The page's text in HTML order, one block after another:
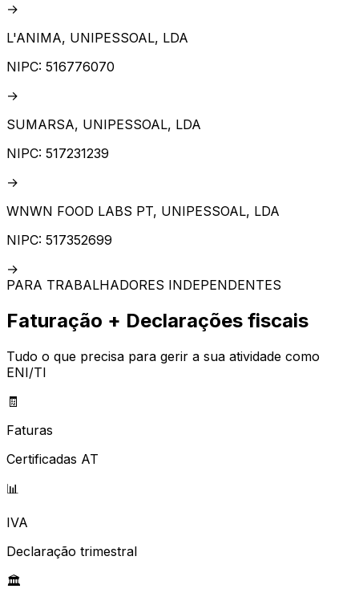
→
L'ANIMA, UNIPESSOAL, LDA
NIPC: 516776070
→
SUMARSA, UNIPESSOAL, LDA
NIPC: 517231239
→
WNWN FOOD LABS PT, UNIPESSOAL, LDA
NIPC: 517352699
→
PARA TRABALHADORES INDEPENDENTES
Faturação + Declarações fiscais
Tudo o que precisa para gerir a sua atividade como
ENI/TI
🧾
Faturas
Certificadas AT
📊
IVA
Declaração trimestral
🏛️